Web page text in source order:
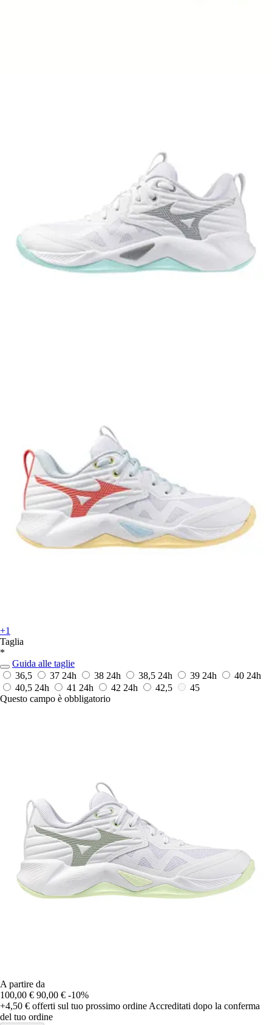
+1
Taglia
*
Guida alle taglie
36,5
37 24h 38 24h 38,5 24h 39 24h 40 24h
40,5 24h 41 24h 42 24h 42,5
45
Questo campo è obbligatorio
A partire da
100,00 € 90,00 € -10%
+4,50 € offerti sul tuo prossimo ordine Accreditati dopo la conferma
del tuo ordine